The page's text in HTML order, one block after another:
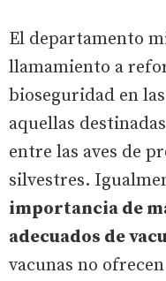
El departamento
llamamiento a
bioseguridad en
aquellas
entre las aves de
silvestres.
importancia de
adecuados de
vacunas no